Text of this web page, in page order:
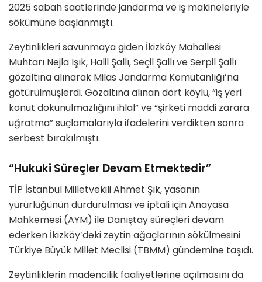
2025 sabah saatlerinde jandarma ve iş makineleriyle
sökümüne başlanmıştı.
Zeytinlikleri savunmaya giden İkizköy Mahallesi
Muhtarı Nejla Işık, Halil Şallı, Seçil Şallı ve Serpil Şallı
gözaltına alınarak Milas Jandarma Komutanlığı’na
götürülmüşlerdi. Gözaltına alınan dört köylü, “iş yeri
konut dokunulmazlığını ihlal” ve “şirketi maddi zarara
uğratma” suçlamalarıyla ifadelerini verdikten sonra
serbest bırakılmıştı.
“Hukuki Süreçler Devam Etmektedir”
TİP İstanbul Milletvekili Ahmet Şık, yasanın
yürürlüğünün durdurulması ve iptali için Anayasa
Mahkemesi (AYM) ile Danıştay süreçleri devam
ederken İkizköy’deki zeytin ağaçlarının sökülmesini
Türkiye Büyük Millet Meclisi (TBMM) gündemine taşıdı.
Zeytinliklerin madencilik faaliyetlerine açılmasını da